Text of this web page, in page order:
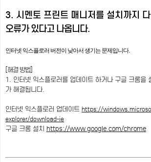
3. 시멘토 프린트 매니저를 설치까지 다
오류가 있다고 나옵니다.
인터넷 익스플로러 버전이 낮아서 생기는 문제입니다.
[해결 방법]
1. 인터넷 익스플로러를 업데이트 하거나 구글 크롬을
가 해결됩니다.
인터넷 익스플로러 업데이트 https://
explorer/download-ie
구글 크롬 설치 https://www.google.com/chrome